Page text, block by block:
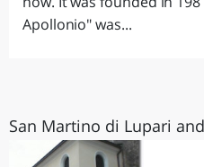
Apollonio" was...
San Martino di Lupari